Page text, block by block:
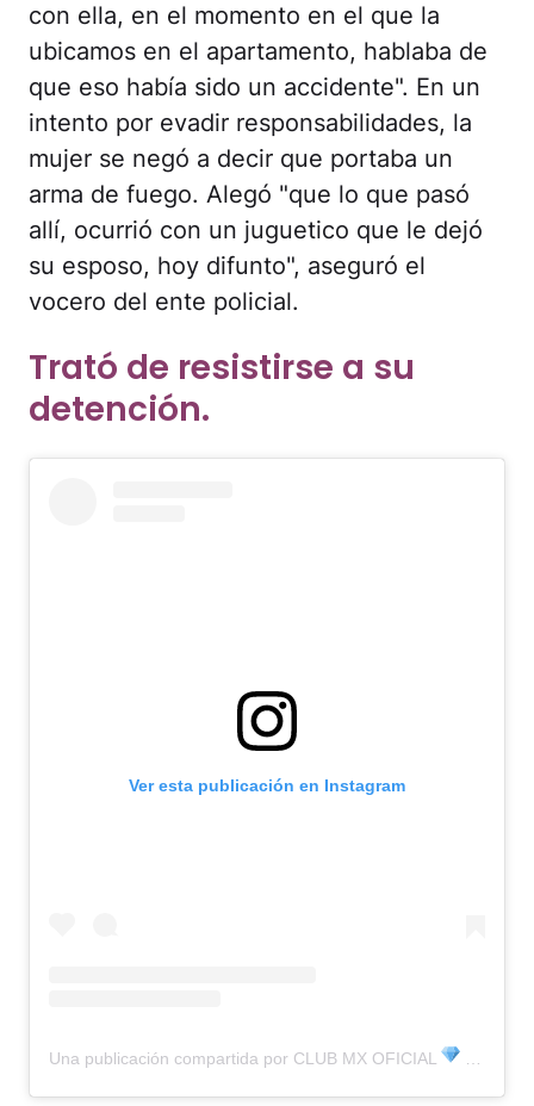
con ella, en el momento en el que la
ubicamos en el apartamento, hablaba de
que eso había sido un accidente". En un
intento por evadir responsabilidades, la
mujer se negó a decir que portaba un
arma de fuego. Alegó "que lo que pasó
allí, ocurrió con un juguetico que le dejó
su esposo, hoy difunto", aseguró el
vocero del ente policial.
Trató de resistirse a su
detención.
Ver esta publicación en Instagram
Una publicación compartida por CLUB MX OFICIAL